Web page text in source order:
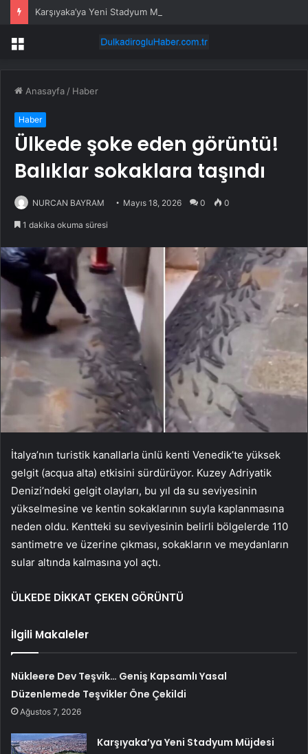
Karşıyaka’ya Yeni Stadyum Müjdesi
Menü
Anasayfa / Haber
Haber
Ülkede şoke eden görüntü!
Balıklar sokaklara taşındı
NURCAN BAYRAM Mayıs 18, 2026 0 0
1 dakika okuma süresi
İtalya’nın turistik kanallarla ünlü kenti Venedik’te yüksek
gelgit (acqua alta) etkisini sürdürüyor. Kuzey Adriyatik
Denizi’ndeki gelgit olayları, bu yıl da su seviyesinin
yükselmesine ve kentin sokaklarının suyla kaplanmasına
neden oldu. Kentteki su seviyesinin belirli bölgelerde 110
santimetre ve üzerine çıkması, sokakların ve meydanların
sular altında kalmasına yol açtı.
ÜLKEDE DİKKAT ÇEKEN GÖRÜNTÜ
İlgili Makaleler
Nükleere Dev Teşvik… Geniş Kapsamlı Yasal
Düzenlemede Teşvikler Öne Çekildi
Ağustos 7, 2026
Karşıyaka’ya Yeni Stadyum Müjdesi